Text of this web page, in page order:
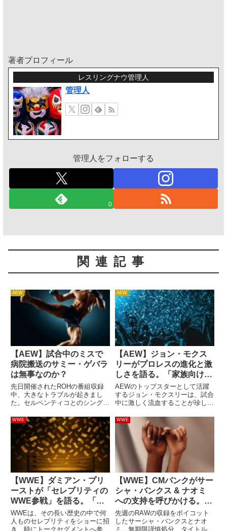
著者プロフィール
レスリングナウ管理人
管理人
管理人をフォローする
0
関連記事
AEW
【AEW】試合中のミスで
病院搬送のサミー・ゲバラ
は無事なのか？
先日開催されたROHの番組収録
中、大きなトラブルが起きまし
た。セルペンティコとのシングル
彼は、セルペンティコがロープ上
から仕掛けた技をカッターで迎撃
しようとしたところ、タイミング
が合わずに相手が自分の顔面に着
地...
AEW
【AEW】ジョン・モクス
リーがプロレスの進化と激
しさを語る。「家族向けの
イベントだけど、とても暴
力的。おばあちゃんを連れ
てきてもいいけど…」
AEWのトップスターとして活躍
するジョン・モクスリーは、試合
中に激しく流血することが珍しく
に流血することについては批判的
な意見もありますが、彼には彼な
りのプロレス哲学があり、自分の
スタイルに自身を持っていま
す。...
WWE
【WWE】ダミアン・プリ
ーストが「セレブリティの
WWE参戦」を語る。「バ
ッド・バニーの努力は凄ま
じかった。ランディ・オー
WWEは、その長い歴史の中で何
人ものセレブリティをショーに招
き、時にトークセグメントへ参加
WWE
【WWE】CMパンクがサー
シャ・バンクス & ナオミ
への支持を呼びかける。
「支えよう」
先週のRAWの収録をボイコット
したサーシャ・バンクスとナオ
ミ。無期限謹慎処分、タイトル剥